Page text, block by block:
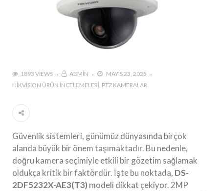
#Hikvision Akıllı Video İzleme: Özellikler ve
1893 VIEWS ADMIN
MAYIS 23, 2025
HIKVISION ÜRÜN İNCELEMELERI PTZ KAMERALAR
Güvenlik sistemleri, günümüz dünyasında birçok
alanda büyük bir önem taşımaktadır. Bu nedenle,
doğru kamera seçimiyle etkili bir gözetim sağlamak
oldukça kritik bir faktördür. İşte bu noktada, DS-
2DF5232X-AE3(T3) modeli dikkat çekiyor. 2MP